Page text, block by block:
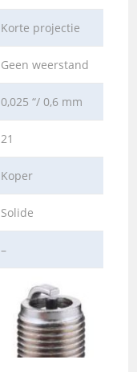
Korte projectie
Geen weerstand
0,025 “/ 0,6 mm
21
Koper
Solide
–